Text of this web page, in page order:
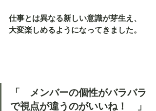
仕事とは異なる新しい意識が芽生え、
大変楽しめるようになってきました。
「　メンバーの個性がバラバラ
で視点が違うのがいいね！　」